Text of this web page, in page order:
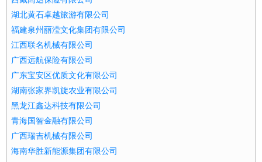
湖北黄石卓越旅游有限公司
福建泉州丽滢文化集团有限公司
江西联名机械有限公司
广西远航保险有限公司
广东宝安区优质文化有限公司
湖南张家界凯旋农业有限公司
黑龙江鑫达科技有限公司
青海国智金融有限公司
广西瑞吉机械有限公司
海南华胜新能源集团有限公司